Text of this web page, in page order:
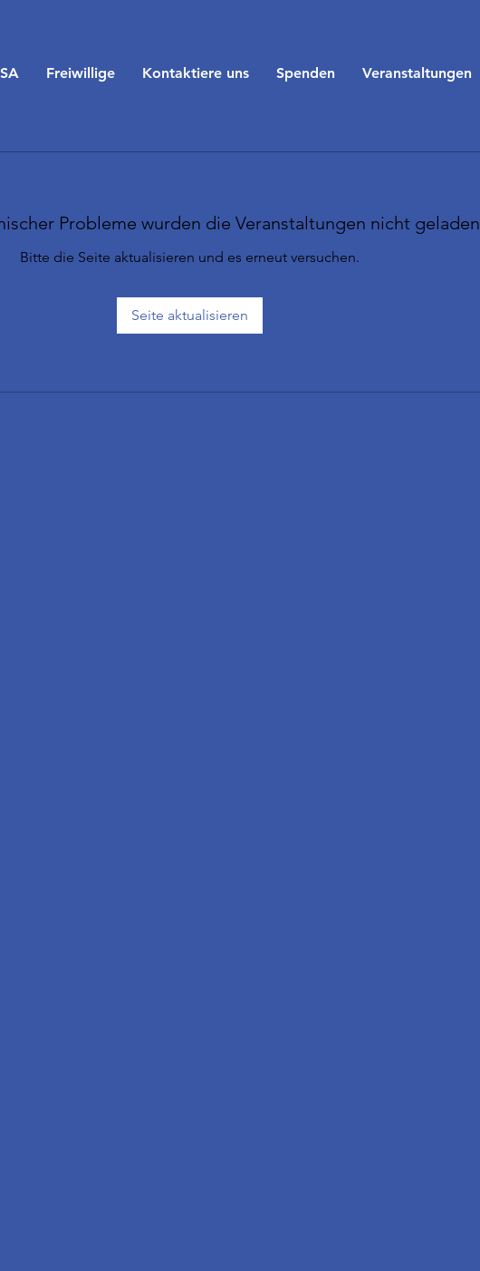
Freiwillige Kontaktiere uns Spenden Veranstaltungen
Probleme wurden die Veranstaltungen nicht geladen
Bitte die Seite aktualisieren und es erneut versuchen.
Seite aktualisieren